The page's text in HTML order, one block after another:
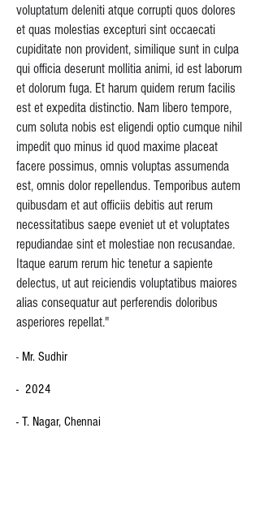
voluptatum deleniti atque corrupti quos dolores
et quas molestias excepturi sint occaecati
cupiditate non provident, similique sunt in culpa
qui officia deserunt mollitia animi, id est laborum
et dolorum fuga. Et harum quidem rerum facilis
est et expedita distinctio. Nam libero tempore,
cum soluta nobis est eligendi optio cumque nihil
impedit quo minus id quod maxime placeat
facere possimus, omnis voluptas assumenda
est, omnis dolor repellendus. Temporibus autem
quibusdam et aut officiis debitis aut rerum
necessitatibus saepe eveniet ut et voluptates
repudiandae sint et molestiae non recusandae.
Itaque earum rerum hic tenetur a sapiente
delectus, ut aut reiciendis voluptatibus maiores
alias consequatur aut perferendis doloribus
asperiores repellat."
- Mr. Sudhir
- 2024
- T. Nagar, Chennai